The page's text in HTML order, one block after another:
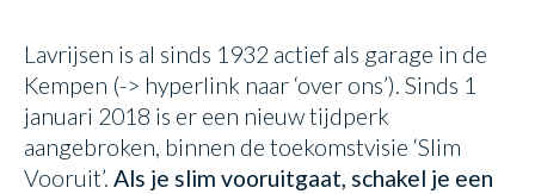
Lavrijsen is al sinds 1932 actief als garage in de
Kempen (-> hyperlink naar ‘over ons’). Sinds 1
januari 2018 is er een nieuw tijdperk
aangebroken, binnen de toekomstvisie ‘Slim
Vooruit’. Als je slim vooruitgaat, schakel je een